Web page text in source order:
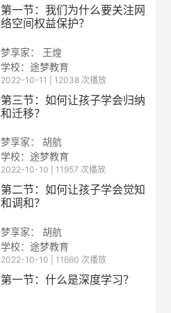
第一节：我们为什么要关注网
络空间权益保护？
梦享家： 王煌
学校： 途梦教育
2022-10-11 | 12038 次播放
第三节：如何让孩子学会归纳
和迁移？
梦享家： 胡航
学校： 途梦教育
2022-10-10 | 11957 次播放
第二节：如何让孩子学会觉知
和调和？
梦享家： 胡航
学校： 途梦教育
2022-10-10 | 11660 次播放
第一节：什么是深度学习？